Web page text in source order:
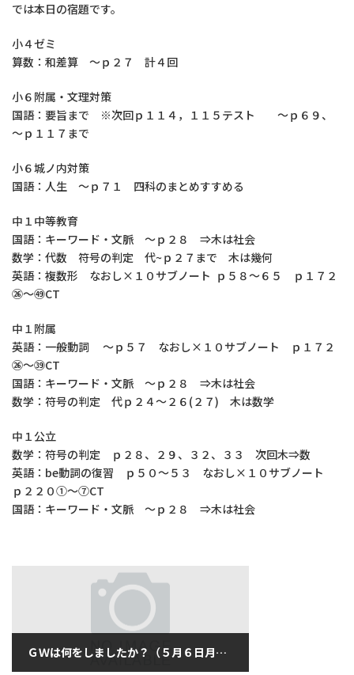
では本日の宿題です。
小４ゼミ
算数：和差算 ～ｐ２７ 計４回
小６附属・文理対策
国語：要旨まで ※次回ｐ１１４，１１５テスト ～ｐ６９、
～ｐ１１７まで
小６城ノ内対策
国語：人生 ～ｐ７１ 四科のまとめすすめる
中１中等教育
国語：キーワード・文脈 ～ｐ２８ ⇒木は社会
数学：代数 符号の判定 代~ｐ２７まで 木は幾何
英語：複数形 なおし×１０サブノート ｐ５８～６５ ｐ１７２
㉖～㊾CT
中１附属
英語：一般動詞 ～ｐ５７ なおし×１０サブノート ｐ１７２
㉖～㊴CT
国語：キーワード・文脈 ～ｐ２８ ⇒木は社会
数学：符号の判定 代ｐ２４～２６(２７) 木は数学
中１公立
数学：符号の判定 ｐ２８、２９、３２、３３ 次回木⇒数
英語：be動詞の復習 ｐ５０～５３ なおし×１０サブノート
ｐ２２０①～⑦CT
国語：キーワード・文脈 ～ｐ２８ ⇒木は社会
ＧＷは何をしましたか？（５月６日月曜日）